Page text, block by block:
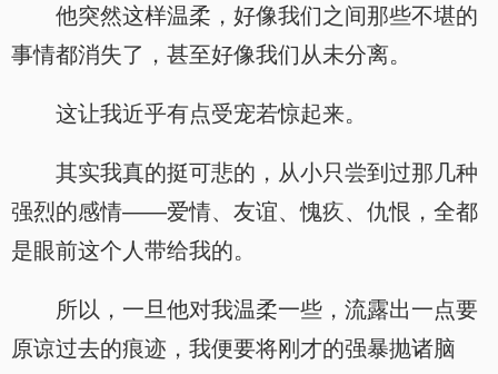
他突然这样温柔，好像我们之间那些不堪的
事情都消失了，甚至好像我们从未分离。
这让我近乎有点受宠若惊起来。
其实我真的挺可悲的，从小只尝到过那几种
强烈的感情——爱情、友谊、愧疚、仇恨，全都
是眼前这个人带给我的。
所以，一旦他对我温柔一些，流露出一点要
原谅过去的痕迹，我便要将刚才的强暴抛诸脑